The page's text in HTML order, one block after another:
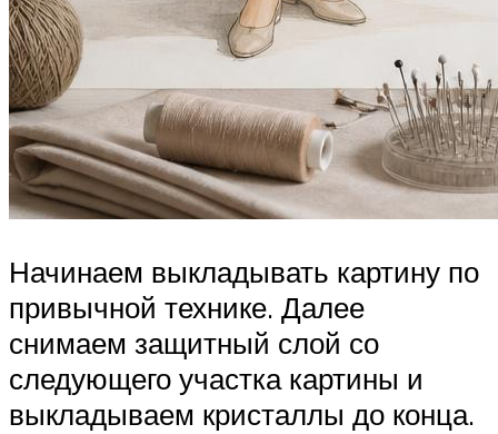
Начинаем выкладывать картину по
привычной технике. Далее
снимаем защитный слой со
следующего участка картины и
выкладываем кристаллы до конца.